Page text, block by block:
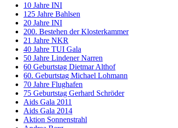
10 Jahre INI
125 Jahre Bahlsen
20 Jahre INI
200. Bestehen der Klosterkammer
21 Jahre NKR
40 Jahre TUI Gala
50 Jahre Lindener Narren
60 Geburtstag Dietmar Althof
60. Geburtstag Michael Lohmann
70 Jahre Flughafen
75 Geburtstag Gerhard Schröder
Aids Gala 2011
Aids Gala 2014
Aktion Sonnenstrahl